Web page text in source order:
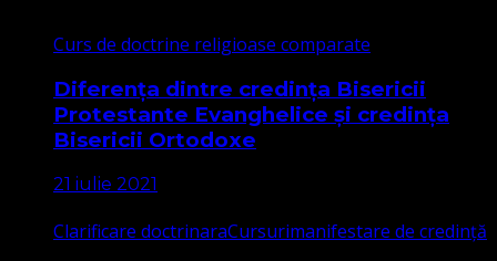
Curs de doctrine religioase comparate
Diferența dintre credința Bisericii
Protestante Evanghelice și credința
Bisericii Ortodoxe
21 iulie 2021
Clarificare doctrinaraCursurimanifestare de credință